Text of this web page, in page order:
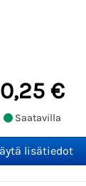
0,25 €
Saatavilla